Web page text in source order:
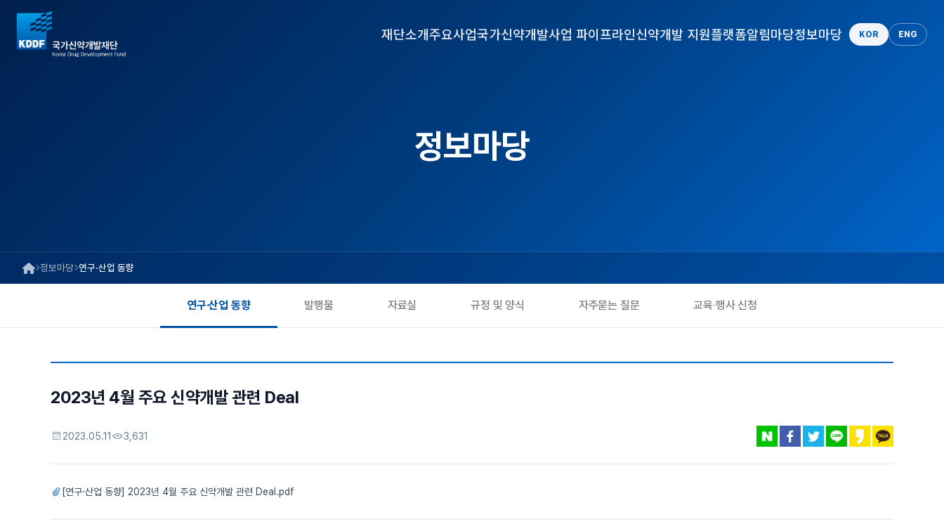
재단소개주요사업국가신약개발사업 파이프라인신약개발 지원플랫폼알림마당정보마당 KOR ENG
정보마당
정보마당 연구·산업 동향
연구·산업 동향 발행물 자료실 규정 및 양식 자주묻는 질문 교육·행사 신청
2023년 4월 주요 신약개발 관련 Deal
2023.05.11 3,631
[연구·산업 동향] 2023년 4월 주요 신약개발 관련 Deal.pdf